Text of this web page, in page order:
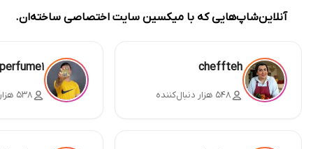
آنلاین‌شاپ‌هایی که با میکسین سایت اختصاصی ساخته‌ان.
cheffteh
۵۴۸ هزار دنبال‌کننده ۵۳۸ هزار دنبال‌کننده